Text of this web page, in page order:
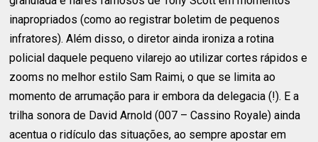
inapropriados (como ao registrar boletim de pequenos
infratores). Além disso, o diretor ainda ironiza a rotina
policial daquele pequeno vilarejo ao utilizar cortes rápidos e
zooms no melhor estilo Sam Raimi, o que se limita ao
momento de arrumação para ir embora da delegacia (!). E a
trilha sonora de David Arnold (007 – Cassino Royale) ainda
acentua o ridículo das situações, ao sempre apostar em